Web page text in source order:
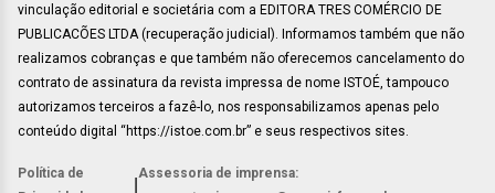
vinculação editorial e societária com a EDITORA TRES COMÉRCIO DE
PUBLICACÕES LTDA (recuperação judicial). Informamos também que não
realizamos cobranças e que também não oferecemos cancelamento do
contrato de assinatura da revista impressa de nome ISTOÉ, tampouco
autorizamos terceiros a fazê-lo, nos responsabilizamos apenas pelo
conteúdo digital “https://istoe.com.br” e seus respectivos sites.
Política de
Assessoria de imprensa: